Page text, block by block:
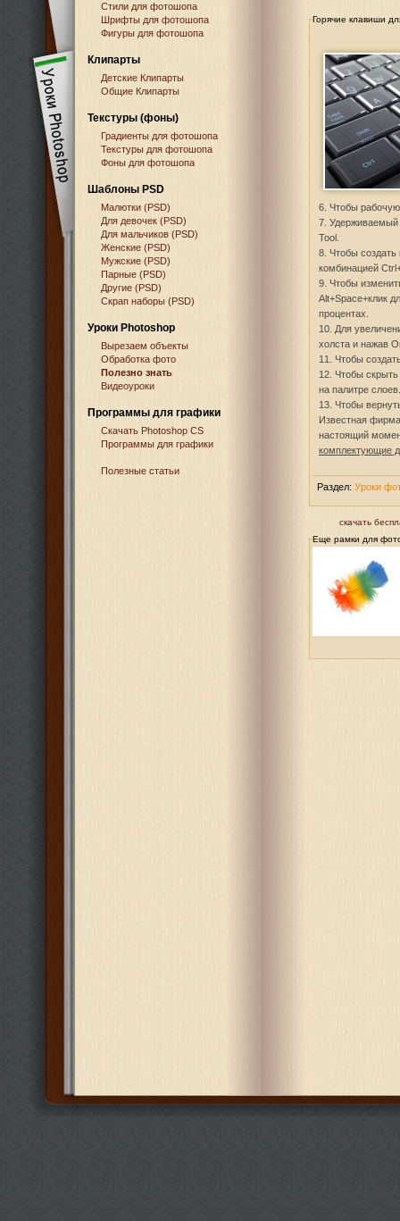
Стили для фотошопа
Шрифты для фотошопа
Фигуры для фотошопа
Клипарты
Детские Клипарты
Общие Клипарты
Текстуры (фоны)
Градиенты для фотошопа
Текстуры для фотошопа
Фоны для фотошопа
Шаблоны PSD
Малютки (PSD)
Для девочек (PSD)
Для мальчиков (PSD)
Женские (PSD)
Мужские (PSD)
Парные (PSD)
Другие (PSD)
Скрап наборы (PSD)
Уроки Photoshop
Вырезаем объекты
Обработка фото
Полезно знать
Видеоуроки
Программы для графики
Cкачать Photoshop CS
Программы для графики
Полезные статьи
Горячие клавиши
6. Чтобы
7. Удерживаемый
Tool.
8. Чтобы
комбинацией
9. Чтобы
Alt+Space+клик
процентах.
10. Для
холста и нажав
11. Чтобы
12. Чтобы скрыть
на палитре слоев.
13. Чтобы
Известная
настоящий
комплектующие
Раздел: Уроки
скачать
Еще рамки для